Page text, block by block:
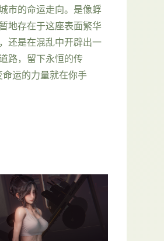
市的命运走向。是像蜉
地存在于这座表面繁华
还是在混乱中开辟出一
路，留下永恒的传
运的力量就在你手